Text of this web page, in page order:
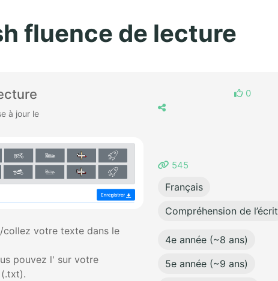
fluence de lecture
à jour le
votre texte dans le
pouvez l' sur votre
0
545
Français
Compréhension de l’écrit
4e année (~8 ans)
5e année (~9 ans)